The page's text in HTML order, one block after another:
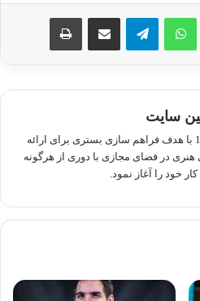
واتس آپ تلگرام اشتراک گذاری از طریق ایمیل چاپ
سایت
رسانه کاشمر سلام، از سال 1398 با هدف فراهم سازی بستری برای ارائه
در فضای مجازی با دوری از هرگونه
خود را آغاز نمود.